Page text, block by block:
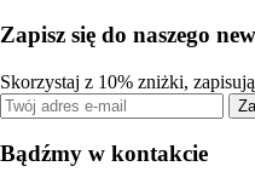
Zapisz się do naszego
Skorzystaj z 10% zniżki,
Bądźmy w kontakcie